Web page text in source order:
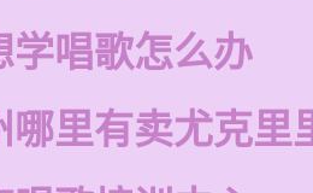
学唱歌怎么办
哪里有卖尤克里